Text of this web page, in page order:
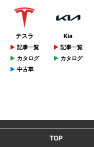
テスラ
記事一覧
カタログ
中古車
Kia
記事一覧
カタログ
TOP